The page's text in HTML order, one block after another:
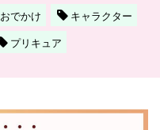
おでかけ
キャラクター
プリキュア